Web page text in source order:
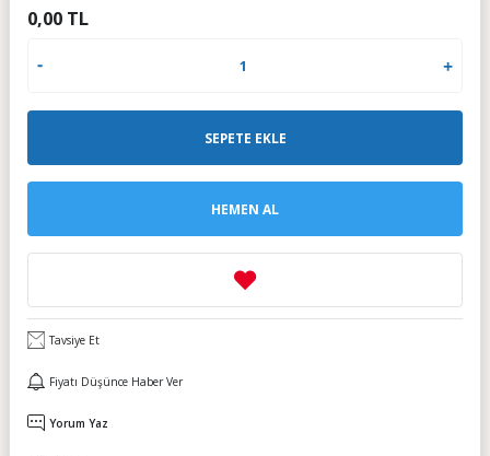
0,00 TL
SEPETE EKLE
HEMEN AL
Tavsiye Et
Fiyatı Düşünce Haber Ver
Yorum Yaz